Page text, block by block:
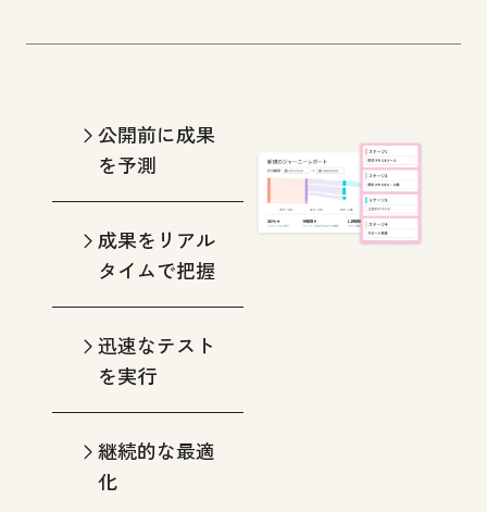
公開前に成果
を予測
成果をリアル
タイムで把握
迅速なテスト
を実行
継続的な最適
化